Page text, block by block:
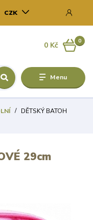
Menu
CZK
0
0 Kč
DĚTSKÝ BATOH
29cm